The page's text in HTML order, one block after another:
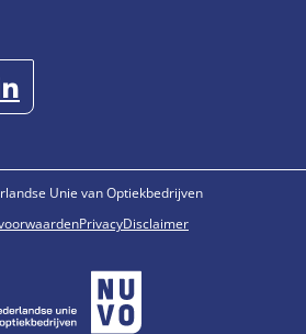
Unie van Optiekbedrijven
PrivacyDisclaimer